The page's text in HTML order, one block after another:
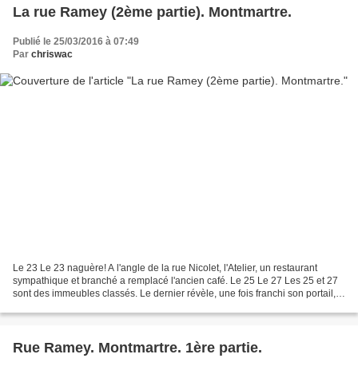
La rue Ramey (2ème partie). Montmartre.
Publié le 25/03/2016 à 07:49
Par chriswac
Le 23 Le 23 naguère! A l'angle de la rue Nicolet, l'Atelier, un restaurant
sympathique et branché a remplacé l'ancien café. Le 25 Le 27 Les 25 et 27
sont des immeubles classés. Le dernier révèle, une fois franchi son portail,
Rue Ramey. Montmartre. 1ère partie.